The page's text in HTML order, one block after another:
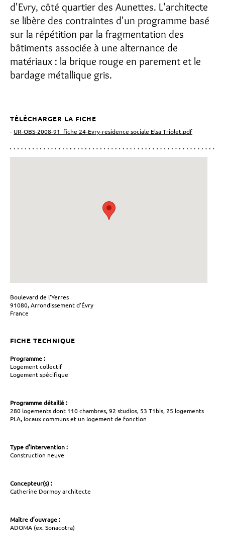
d'Evry, côté quartier des Aunettes. L'architecte
se libère des contraintes d'un programme basé
sur la répétition par la fragmentation des
bâtiments associée à une alternance de
matériaux : la brique rouge en parement et le
bardage métallique gris.
TÉLÉCHARGER LA FICHE
- UR-OBS-2008-91_fiche 24-Evry-residence sociale Elsa Triolet.pdf
Boulevard de l'Yerres
91080, Arrondissement d'Évry
France
FICHE TECHNIQUE
Programme :
Logement collectif
Logement spécifique
Programme détaillé :
280 logements dont 110 chambres, 92 studios, 53 T1bis, 25 logements
PLA, locaux communs et un logement de fonction
Type d’intervention :
Construction neuve
Concepteur(s) :
Catherine Dormoy architecte
Maître d’ouvrage :
ADOMA (ex. Sonacotra)